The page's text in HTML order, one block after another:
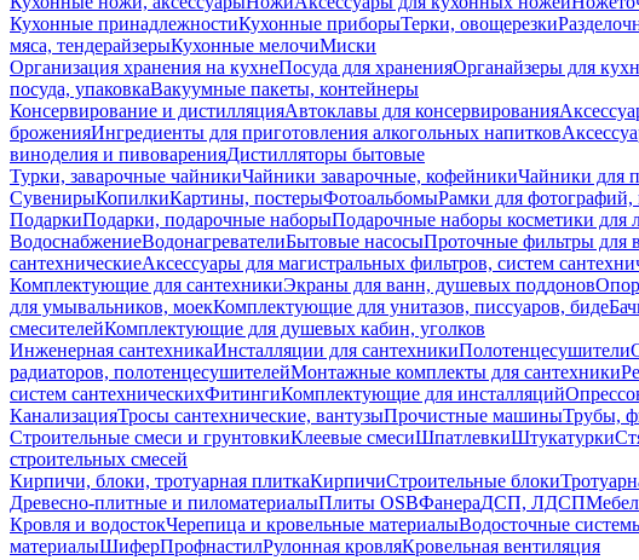
Кухонные принадлежностиКухонные приборыТерки, овощерезки
мяса, тендерайзерыКухонные мелочиМиски
Организация хранения на кухнеПосуда для храненияОрганайзеры для
посуда, упаковкаВакуумные пакеты, контейнеры
Консервирование и дистилляцияАвтоклавы для консервирования
броженияИнгредиенты для приготовления алкогольных напитков
виноделия и пивоваренияДистилляторы бытовые
Турки, заварочные чайникиЧайники заварочные, кофейникиЧайники для
СувенирыКопилкиКартины, постерыФотоальбомыРамки для фотографий,
ПодаркиПодарки, подарочные наборыПодарочные наборы косметики для
ВодоснабжениеВодонагревателиБытовые насосыПроточные фильтры для
сантехническиеАксессуары для магистральных фильтров, систем
Комплектующие для сантехникиЭкраны для ванн, душевых поддонов
для умывальников, моекКомплектующие для унитазов, писсуаров, биде
смесителейКомплектующие для душевых кабин, уголков
Инженерная сантехникаИнсталляции для сантехникиПолотенцесушители
радиаторов, полотенцесушителейМонтажные комплекты для сантехники
систем сантехническихФитингиКомплектующие для инсталляций
КанализацияТросы сантехнические, вантузыПрочистные машиныТрубы,
Строительные смеси и грунтовкиКлеевые смесиШпатлевкиШтукатурки
строительных смесей
Кирпичи, блоки, тротуарная плиткаКирпичиСтроительные блоки
Древесно-плитные и пиломатериалыПлиты OSBФанераДСП, ЛДСП
Кровля и водостокЧерепица и кровельные материалыВодосточные
материалыШиферПрофнастилРулонная кровляКровельная вентиляция